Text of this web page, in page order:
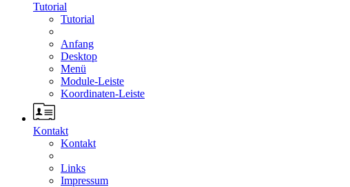
Tutorial
Tutorial
Anfang
Desktop
Menü
Module-Leiste
Koordinaten-Leiste
Kontakt
Kontakt
Links
Impressum